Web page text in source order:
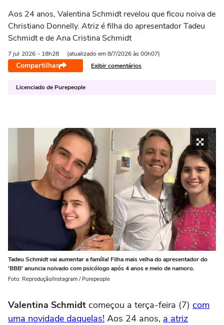
Aos 24 anos, Valentina Schmidt revelou que ficou noiva de
Christiano Donnelly. Atriz é filha do apresentador Tadeu
Schmidt e de Ana Cristina Schmidt
7 jul 2026 - 18h28 (atualizado em 8/7/2026 às 00h07)
Compartilhar Exibir comentários
Licenciado de Purepeople
Tadeu Schmidt vai aumentar a família! Filha mais velha do apresentador do
'BBB' anuncia noivado com psicólogo após 4 anos e meio de namoro.
Foto: Reprodução/Instagram / Purepeople
Valentina Schmidt começou a terça-feira (7) com
uma novidade daquelas! Aos 24 anos, a atriz